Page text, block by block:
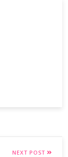
NEXT POST